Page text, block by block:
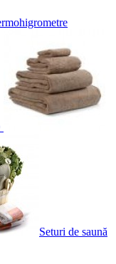
Seturi de saună